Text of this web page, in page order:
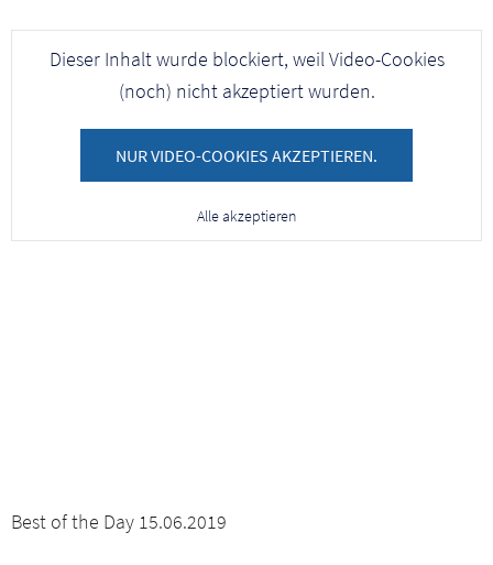
Netzwerk
Veranstaltungen
Downloads
Dieser Inhalt wurde blockiert, weil Video-Cookies
(noch) nicht akzeptiert wurden.
NUR VIDEO-COOKIES AKZEPTIEREN.
Alle akzeptieren
Best of the Day 15.06.2019